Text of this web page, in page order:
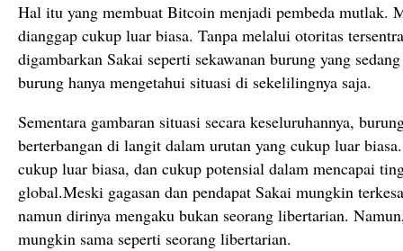
Hal itu yang membuat Bitcoin menjadi pembeda mutlak.
dianggap cukup luar biasa. Tanpa melalui otoritas
digambarkan Sakai seperti sekawanan burung yang
burung hanya mengetahui situasi di sekelilingnya saja.
Sementara gambaran situasi secara keseluruhannya,
berterbangan di langit dalam urutan yang cukup luar
cukup luar biasa, dan cukup potensial dalam mencapai
global.Meski gagasan dan pendapat Sakai mungkin
namun dirinya mengaku bukan seorang libertarian.
mungkin sama seperti seorang libertarian.